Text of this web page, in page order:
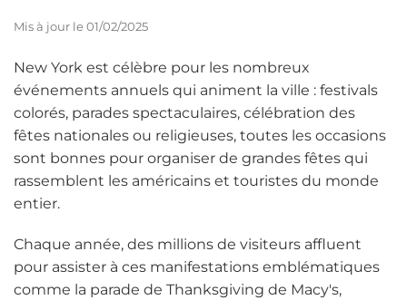
Mis à jour le 01/02/2025
New York est célèbre pour les nombreux
événements annuels qui animent la ville : festivals
colorés, parades spectaculaires, célébration des
fêtes nationales ou religieuses, toutes les occasions
sont bonnes pour organiser de grandes fêtes qui
rassemblent les américains et touristes du monde
entier.
Chaque année, des millions de visiteurs affluent
pour assister à ces manifestations emblématiques
comme la parade de Thanksgiving de Macy's,